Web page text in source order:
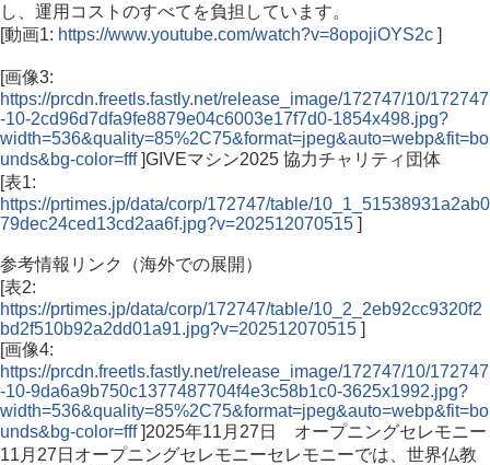
し、運用コストのすべてを負担しています。
[動画1: https://www.youtube.com/watch?v=8opojiOYS2c ]
[画像3:
https://prcdn.freetls.fastly.net/release_image/172747/10/172747
-10-2cd96d7dfa9fe8879e04c6003e17f7d0-1854x498.jpg?
width=536&quality=85%2C75&format=jpeg&auto=webp&fit=bo
unds&bg-color=fff]GIVEマシン2025 協力チャリティ団体
[表1:
https://prtimes.jp/data/corp/172747/table/10_1_51538931a2ab0
79dec24ced13cd2aa6f.jpg?v=202512070515 ]
参考情報リンク（海外での展開）
[表2:
https://prtimes.jp/data/corp/172747/table/10_2_2eb92cc9320f2
bd2f510b92a2dd01a91.jpg?v=202512070515 ]
[画像4:
https://prcdn.freetls.fastly.net/release_image/172747/10/172747
-10-9da6a9b750c1377487704f4e3c58b1c0-3625x1992.jpg?
width=536&quality=85%2C75&format=jpeg&auto=webp&fit=bo
unds&bg-color=fff]2025年11月27日 オープニングセレモニー
11月27日オープニングセレモニーセレモニーでは、世界仏教